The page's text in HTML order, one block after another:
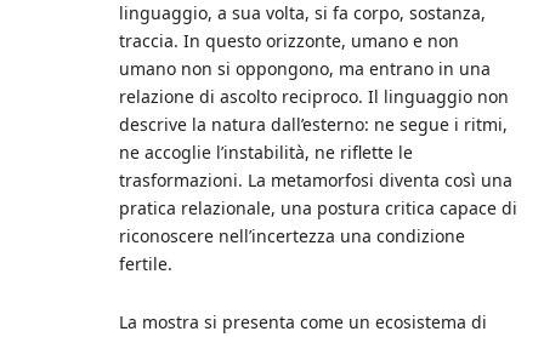
linguaggio, a sua volta, si fa corpo, sostanza,
traccia. In questo orizzonte, umano e non
umano non si oppongono, ma entrano in una
relazione di ascolto reciproco. Il linguaggio non
descrive la natura dall’esterno: ne segue i ritmi,
ne accoglie l’instabilità, ne riflette le
trasformazioni. La metamorfosi diventa così una
pratica relazionale, una postura critica capace di
riconoscere nell’incertezza una condizione
fertile.
La mostra si presenta come un ecosistema di